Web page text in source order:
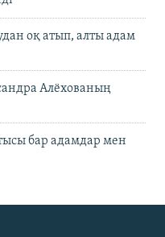
оқ атып, алты адам
Алёхованың
бар адамдар мен